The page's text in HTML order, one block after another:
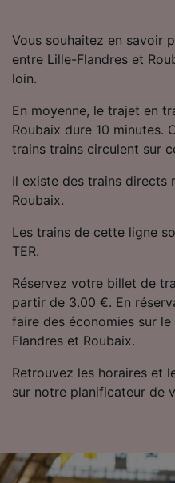
Vous souhaitez en savoir
entre Lille-Flandres et
loin.
En moyenne, le trajet en
Roubaix dure 10 minutes.
trains trains circulent sur
Il existe des trains directs
Roubaix.
Les trains de cette ligne
TER.
Réservez votre billet de
partir de 3.00 €. En
faire des économies sur
Flandres et Roubaix.
Retrouvez les horaires et
sur notre planificateur de
études d’audience et
services.